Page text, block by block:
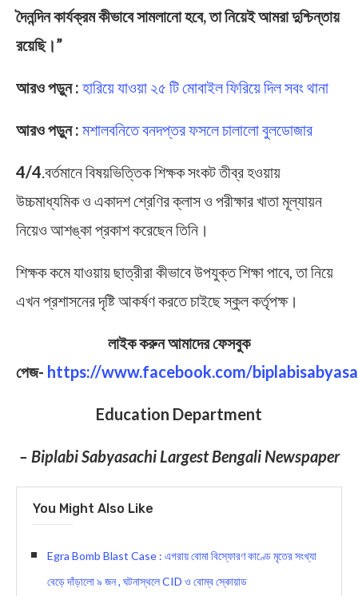
দৈনন্দিন কার্যক্রম কীভাবে সামলানো হবে, তা নিয়েই আমরা দুশ্চিন্তায়
রয়েছি।”
আরও পড়ুন : হারিয়ে যাওয়া ২৫ টি মোবাইল ফিরিয়ে দিল সবং থানা
আরও পড়ুন : মশালবনিতে বনদপ্তর ফসলে চালালো বুলডোজার
4/4.বর্তমানে বিষয়ভিত্তিক শিক্ষক সংকট তীব্র হওয়ায়
উচ্চমাধ্যমিক ও একাদশ শ্রেণির ক্লাস ও পরীক্ষার খাতা মূল্যায়ন
নিয়েও আশঙ্কা প্রকাশ করেছেন তিনি।
শিক্ষক কমে যাওয়ায় ছাত্রীরা কীভাবে উপযুক্ত শিক্ষা পাবে, তা নিয়ে
এখন প্রশাসনের দৃষ্টি আকর্ষণ করতে চাইছে স্কুল কর্তৃপক্ষ।
লাইক করুন আমাদের ফেসবুক
পেজ- https://www.facebook.com/
Education Department
– Biplabi Sabyasachi Largest Bengali Newspaper
You Might Also Like
Egra Bomb Blast Case : এগরায় বোমা বিস্ফোরণ কাণ্ডে মৃতের সংখ্যা
বেড়ে দাঁড়ালো ৯ জন , ঘটনাস্থলে CID ও বোম্ব স্কোয়াড